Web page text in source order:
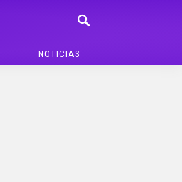
NOTICIAS